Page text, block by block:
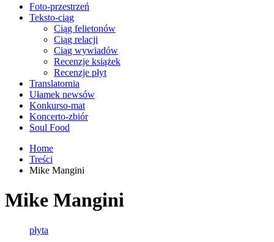
Foto-przestrzeń
Teksto-ciąg
Ciąg felietonów
Ciąg relacji
Ciąg wywiadów
Recenzje książek
Recenzje płyt
Translatornia
Ułamek newsów
Konkurso-mat
Koncerto-zbiór
Soul Food
Home
Treści
Mike Mangini
Mike Mangini
płyta